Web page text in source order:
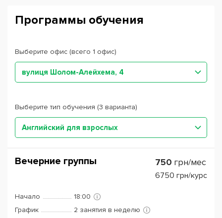
Программы обучения
Выберите офис (всего 1 офис)
вулиця Шолом-Алейхема, 4
Выберите тип обучения (3 варианта)
Английский для взрослых
Вечерние группы 750 грн/мес
6750 грн/курс
Начало
18:00
График
2 занятия в неделю